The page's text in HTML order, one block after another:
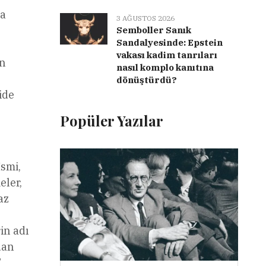
adı
3 AĞUSTOS 2026
Semboller Sanık
Sandalyesinde: Epstein
vakası kadim tanrıları
nasıl komplo kanıtına
dönüştürdü?
Popüler Yazılar